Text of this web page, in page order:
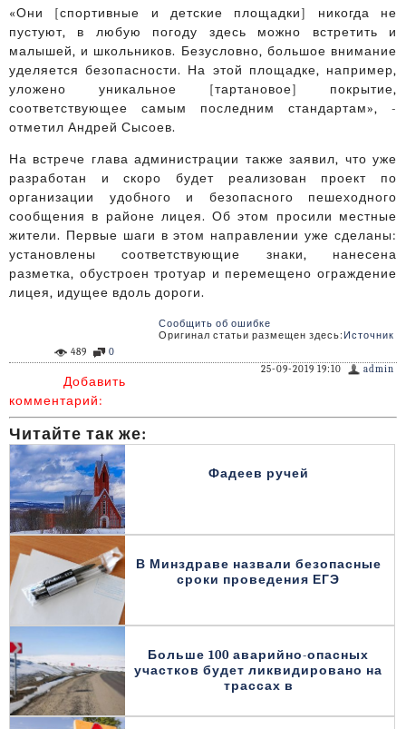
«Они [спортивные и детские площадки] никогда не
пустуют, в любую погоду здесь можно встретить и
малышей, и школьников. Безусловно, большое внимание
уделяется безопасности. На этой площадке, например,
уложено уникальное [тартановое] покрытие,
соответствующее самым последним стандартам», -
отметил Андрей Сысоев.
На встрече глава администрации также заявил, что уже
разработан и скоро будет реализован проект по
организации удобного и безопасного пешеходного
сообщения в районе лицея. Об этом просили местные
жители. Первые шаги в этом направлении уже сделаны:
установлены соответствующие знаки, нанесена
разметка, обустроен тротуар и перемещено ограждение
лицея, идущее вдоль дороги.
Сообщить об ошибке
Оригинал статьи размещен здесь: Источник
0
489
admin
25-09-2019 19:10
Добавить
комментарий:
Читайте так же:
Фадеев ручей
В Минздраве назвали безопасные
сроки проведения ЕГЭ
Больше 100 аварийно-опасных
участков будет ликвидировано на
трассах в